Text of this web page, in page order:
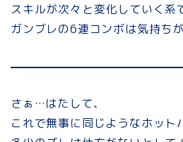
スキルが次々と変化していく系
ガンブレの6連コンボは気持ち
さぁ…はたして、
これで無事に同じようなホッ